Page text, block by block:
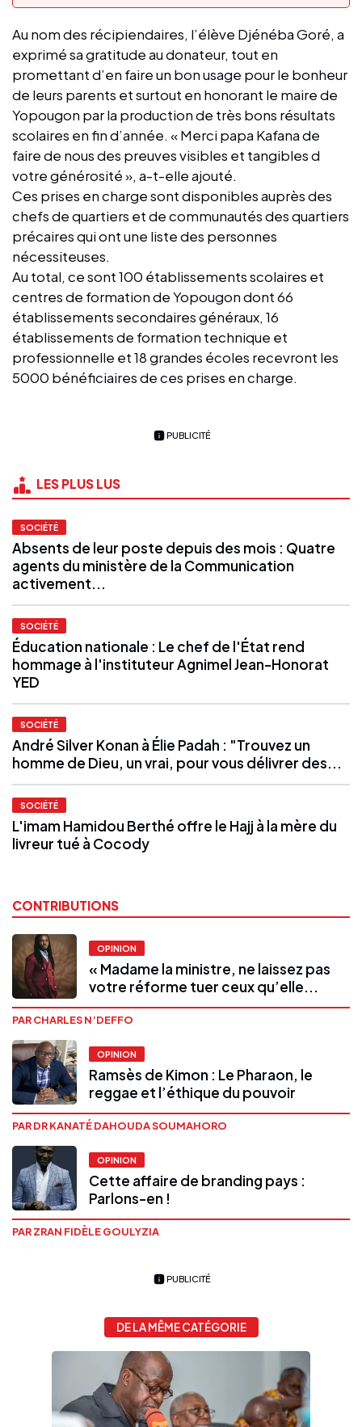
Au nom des récipiendaires, l’élève Djénéba Goré, a
exprimé sa gratitude au donateur, tout en
promettant d’en faire un bon usage pour le bonheur
de leurs parents et surtout en honorant le maire de
Yopougon par la production de très bons résultats
scolaires en fin d’année. « Merci papa Kafana de
faire de nous des preuves visibles et tangibles d
votre générosité », a-t-elle ajouté.
Ces prises en charge sont disponibles auprès des
chefs de quartiers et de communautés des quartiers
précaires qui ont une liste des personnes
nécessiteuses.
Au total, ce sont 100 établissements scolaires et
centres de formation de Yopougon dont 66
établissements secondaires généraux, 16
établissements de formation technique et
professionnelle et 18 grandes écoles recevront les
5000 bénéficiaires de ces prises en charge.
PUBLICITÉ
LES PLUS LUS
SOCIÉTÉ
Absents de leur poste depuis des mois : Quatre
agents du ministère de la Communication
activement...
SOCIÉTÉ
Éducation nationale : Le chef de l'État rend
hommage à l'instituteur Agnimel Jean-Honorat
YED
SOCIÉTÉ
André Silver Konan à Élie Padah : "Trouvez un
homme de Dieu, un vrai, pour vous délivrer des...
SOCIÉTÉ
L'imam Hamidou Berthé offre le Hajj à la mère du
livreur tué à Cocody
CONTRIBUTIONS
OPINION
« Madame la ministre, ne laissez pas
votre réforme tuer ceux qu’elle...
PAR CHARLES N’DEFFO
OPINION
Ramsès de Kimon : Le Pharaon, le
reggae et l’éthique du pouvoir
PAR DR KANATÉ DAHOUDA SOUMAHORO
OPINION
Cette affaire de branding pays :
Parlons-en !
PAR ZRAN FIDÈLE GOULYZIA
PUBLICITÉ
DE LA MÊME CATÉGORIE